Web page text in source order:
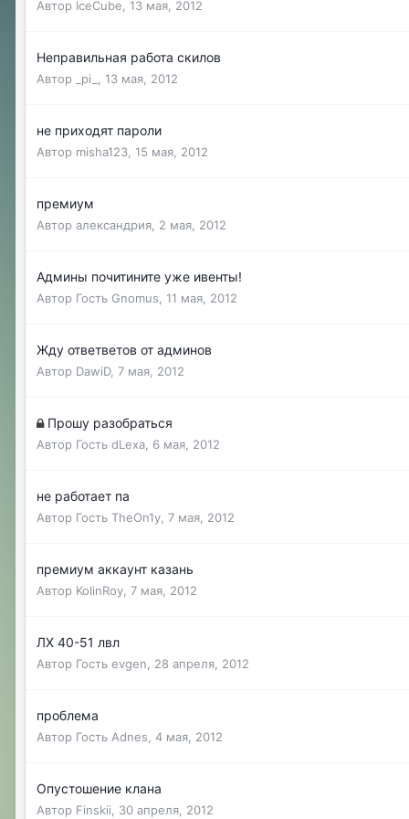
Автор IceCube 13 мая, 2012
Неправильная работа скилов
Автор _pi_ 13 мая, 2012
не приходят пароли
Автор misha123 15 мая, 2012
премиум
Автор александрия 2 мая, 2012
Админы почитините уже ивенты!
Автор Гость Gnomus, 11 мая, 2012
Жду ответветов от админов
Автор DawiD, 7 мая, 2012
Прошу разобраться
Автор Гость dLexa, 6 мая, 2012
не работает па
Автор Гость TheOn1y, 7 мая, 2012
премиум аккаунт казань
Автор KolinRoy 7 мая, 2012
ЛХ 40-51 лвл
Автор Гость evgen, 28 апреля, 2012
проблема
Автор Гость Adnes, 4 мая, 2012
Опустошение клана
Автор Finskii 30 апреля, 2012